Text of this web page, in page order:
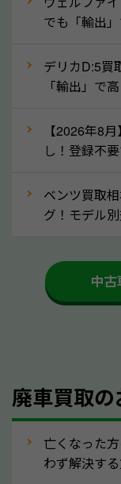
ってきます！
月割りで返還さ
還付金は早め
③自動車税
車を廃車にす
付金をお客様
をする際には
かを確認する
人気の車種は廃
産車は高く買
でも「輸出
デリカD:5買
「輸出」で
【2026年8
し！登録不
ベンツ買取
グ！モデル
中
廃車買取
亡くなった
わず解決す